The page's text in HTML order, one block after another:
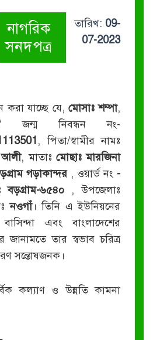
নাগরিক
সনদপত্র
তারিখ: 09-
07-2023
করা যাচ্ছে যে, মোসাঃ শম্পা,
জন্ম নিবন্ধন নং-
, পিতা/স্বামীর নামঃ
আলী, মাতাঃ মোছাঃ মারজিনা
গড়াকান্দর , ওয়ার্ড নং -
বড়গ্রাম-৬৫৪০ , উপজেলাঃ
নওগাঁ। তিনি এ ইউনিয়নের
এবং বাংলাদেশের
তার স্বভাব চরিত্র
সন্তোষজনক।
কল্যাণ ও উন্নতি কামনা